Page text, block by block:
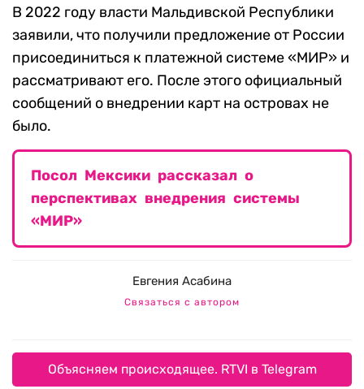
В 2022 году власти Мальдивской Республики
заявили, что получили предложение от России
присоединиться к платежной системе «МИР» и
рассматривают его. После этого официальный
сообщений о внедрении карт на островах не
было.
Посол Мексики рассказал о
перспективах внедрения системы
«МИР»
Евгения Асабина
Связаться с автором
Объясняем происходящее. RTVI в Telegram